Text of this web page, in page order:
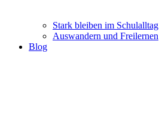
Stark bleiben im Schulalltag
Auswandern und Freilernen
Blog